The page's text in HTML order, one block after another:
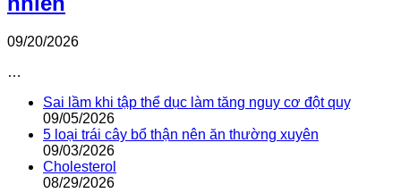
09/20/2026
…
Sai lầm khi tập thể dục làm tăng nguy cơ đột quỵ
09/05/2026
5 loại trái cây bổ thận nên ăn thường xuyên
09/03/2026
Cholesterol
08/29/2026